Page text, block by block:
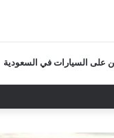
على السيارات في السعودية